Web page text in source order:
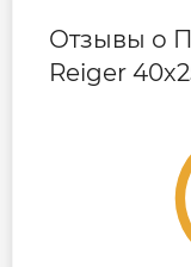
Отзывы о
Reiger